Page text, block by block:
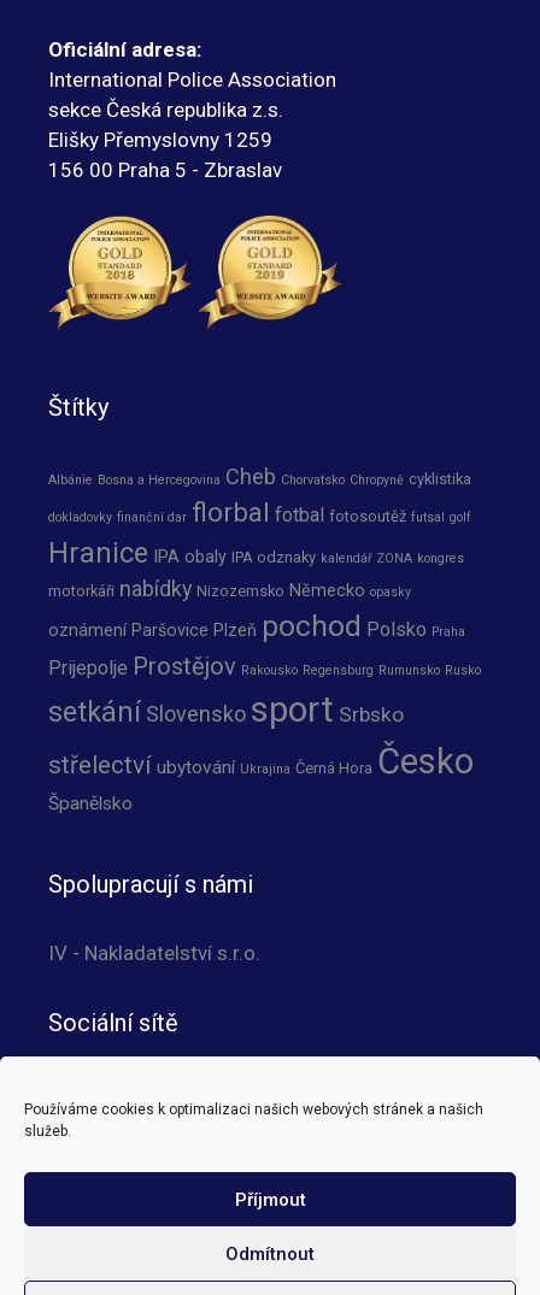
Používáme cookies k optimalizaci našich webových stránek a našich
služeb.
Příjmout
Odmítnout
Oficiální adresa:
International Police Association
sekce Česká republika z.s.
Elišky Přemyslovny 1259
156 00 Praha 5 - Zbraslav
Štítky
Albánie Bosna a Hercegovina Cheb Chorvatsko Chropyně cyklistika
dokladovky finanční dar florbal fotbal fotosoutěž futsal golf
Hranice IPA obaly IPA odznaky kalendář ZONA kongres
motorkáři nabídky Nizozemsko Německo opasky
oznámení Paršovice Plzeň pochod Polsko Praha
Prijepolje Prostějov Rakousko Regensburg Rumunsko Rusko
setkání Slovensko sport Srbsko
střelectví ubytování Ukrajina Černá Hora Česko
Španělsko
Spolupracují s námi
IV - Nakladatelství s.r.o.
Sociální sítě